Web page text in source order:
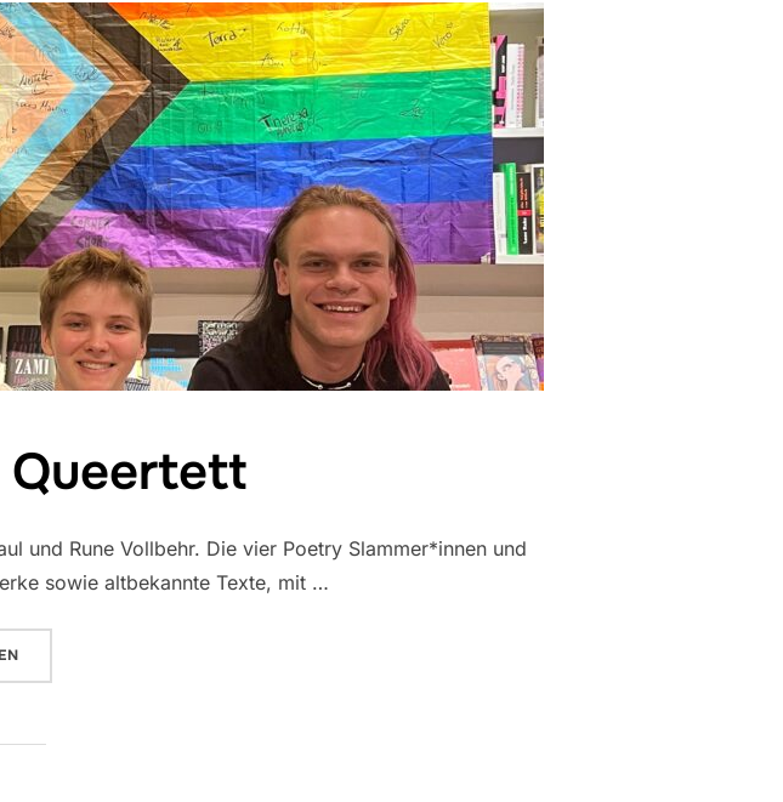
und Rune Vollbehr. Die vier Poetry Slammer*innen und
sowie altbekannte Texte, mit …
„LITERARISCHES QUEERTETT“